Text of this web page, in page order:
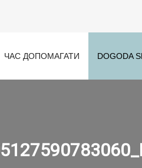
ЧАС ДОПОМАГАТИ DOGODA